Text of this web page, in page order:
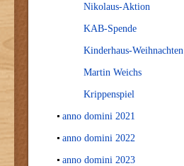
Nikolaus-Aktion
KAB-Spende
Kinderhaus-Weihnachten
Martin Weichs
Krippenspiel
anno domini 2021
anno domini 2022
anno domini 2023